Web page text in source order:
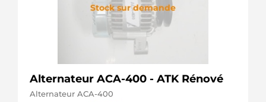
Stock sur demande
Alternateur ACA-400 - ATK Rénové
Alternateur ACA-400